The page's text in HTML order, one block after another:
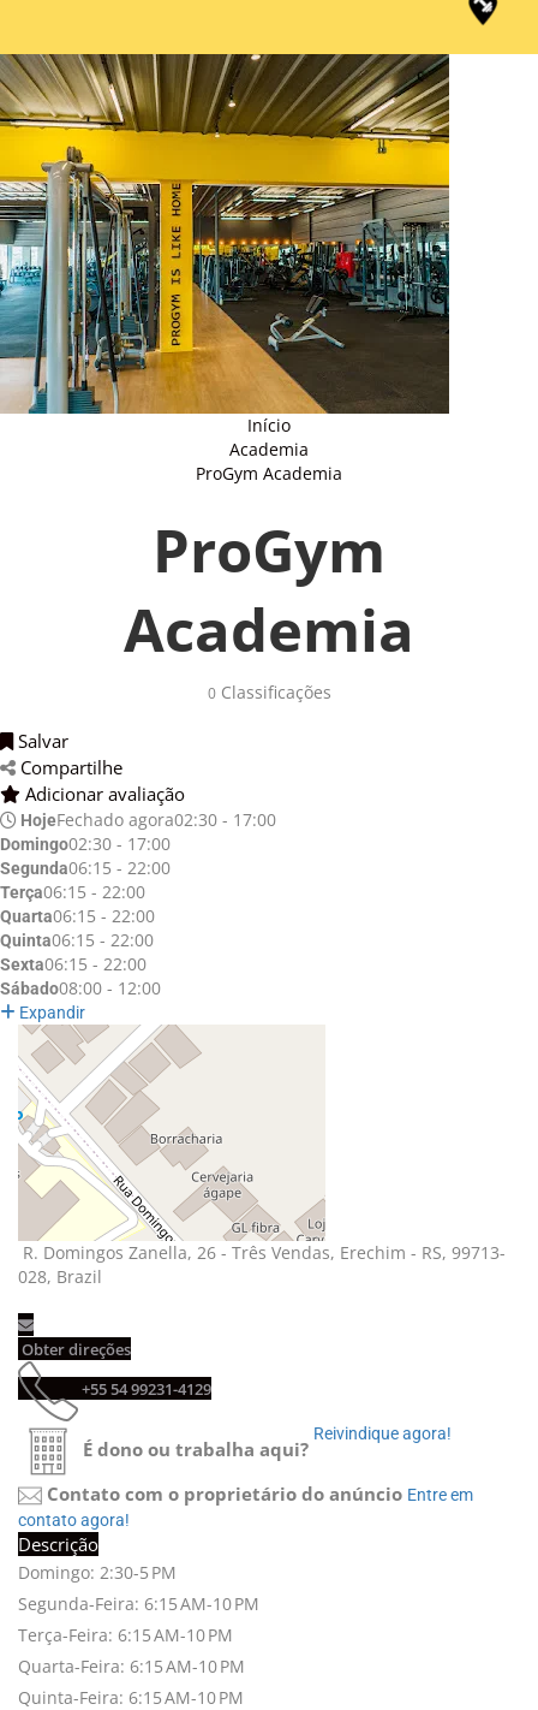
Início
Academia
ProGym Academia
ProGym
Academia
0Classificações
Salvar
Compartilhe
Adicionar avaliação
HojeFechado agora02:30 - 17:00
Domingo02:30 - 17:00
Segunda06:15 - 22:00
Terça06:15 - 22:00
Quarta06:15 - 22:00
Quinta06:15 - 22:00
Sexta06:15 - 22:00
Sábado08:00 - 12:00
Expandir
R. Domingos Zanella, 26 - Três Vendas, Erechim - RS, 99713-
028, Brazil
Obter direções
+55 54 99231-4129
É dono ou trabalha aqui?
Reivindique agora!
Contato com o proprietário do anúncio Entre em
contato agora!
Descrição
Domingo: 2:30-5 PM
Segunda-Feira: 6:15 AM-10 PM
Terça-Feira: 6:15 AM-10 PM
Quarta-Feira: 6:15 AM-10 PM
Quinta-Feira: 6:15 AM-10 PM